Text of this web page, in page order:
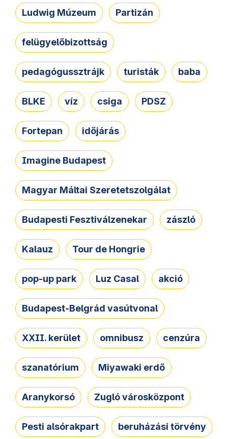
Ludwig Múzeum Partizán
felügyelőbizottság
pedagógussztrájk turisták baba
BLKE víz csiga PDSZ
Fortepan időjárás
Imagine Budapest
Magyar Máltai Szeretetszolgálat
Budapesti Fesztiválzenekar zászló
Kalauz Tour de Hongrie
pop-up park Luz Casal akció
Budapest-Belgrád vasútvonal
XXII. kerület omnibusz cenzúra
szanatórium Miyawaki erdő
Aranykorsó Zugló városközpont
Pesti alsórakpart beruházási törvény